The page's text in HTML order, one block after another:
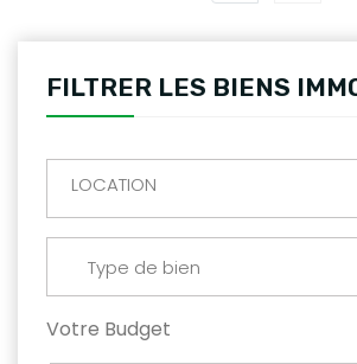
FILTRER LES BIENS
LOCATION
Type de bien
Votre Budget